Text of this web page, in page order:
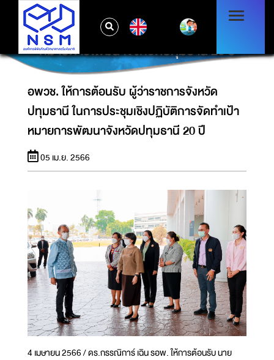
อพวช. ให้การต้อนรับ ผู้ว่าราชการจังหวัด
ปทุมธานี ในการประชุมเชิงปฏิบัติการจัดทำเป้า
หมายการพัฒนาจังหวัดปทุมธานี 20 ปี
อพวช. ให้การต้อนรับ ผู้ว่าราชการจังหวัด
ปทุมธานี ในการประชุมเชิงปฏิบัติการจัดทำเป้า
หมายการพัฒนาจังหวัดปทุมธานี 20 ปี
05 เม.ย. 2566
4 เมษายน 2566 / ดร.กรรณิการ์ เฉิน รอพ. ให้การต้อนรับ นาย